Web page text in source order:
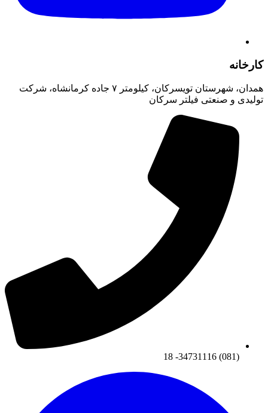
کارخانه
همدان، شهرستان تویسرکان، کیلومتر ۷ جاده کرمانشاه، شرکت
تولیدی و صنعتی فیلتر سرکان
(081) 34731116- 18